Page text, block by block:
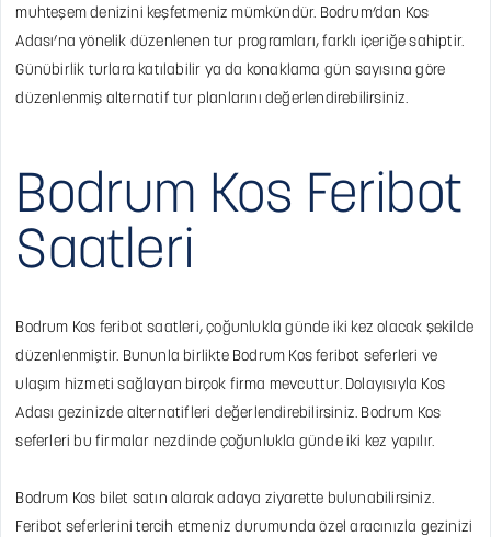
muhteşem denizini keşfetmeniz mümkündür. Bodrum’dan Kos
Adası’na yönelik düzenlenen tur programları, farklı içeriğe sahiptir.
Günübirlik turlara katılabilir ya da konaklama gün sayısına göre
düzenlenmiş alternatif tur planlarını değerlendirebilirsiniz.
Bodrum Kos Feribot
Saatleri
Bodrum Kos feribot saatleri, çoğunlukla günde iki kez olacak şekilde
düzenlenmiştir. Bununla birlikte Bodrum Kos feribot seferleri ve
ulaşım hizmeti sağlayan birçok firma mevcuttur. Dolayısıyla Kos
Adası gezinizde alternatifleri değerlendirebilirsiniz. Bodrum Kos
seferleri bu firmalar nezdinde çoğunlukla günde iki kez yapılır.
Bodrum Kos bilet satın alarak adaya ziyarette bulunabilirsiniz.
Feribot seferlerini tercih etmeniz durumunda özel aracınızla gezinizi